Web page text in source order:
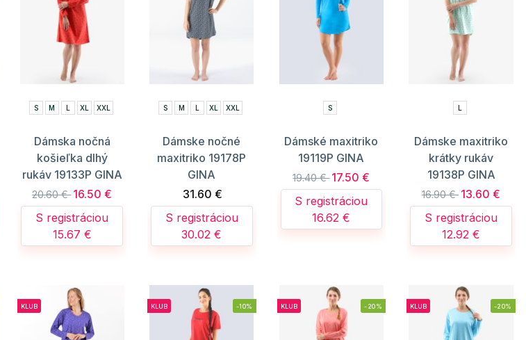
S M L XL XXL
Dámska nočná
košieľka dlhý
rukáv 19133P GINA
20.60 € 16.50 €
S registráciou
15.67 €
S M L XL XXL
Dámske nočné
maxitriko 19178P
GINA
31.60 €
S registráciou
30.02 €
S
Dámské maxitriko
19119P GINA
19.40 € 17.50 €
S registráciou
16.62 €
L
Dámske maxitriko
krátky rukáv
19138P GINA
16.90 € 13.60 €
S registráciou
12.92 €
KLUB KLUB -10% KLUB -20% KLUB -20%